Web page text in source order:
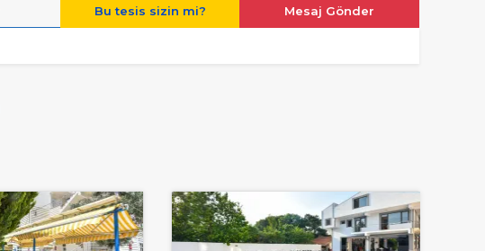
Bu tesis sizin mi? Mesaj Gönder